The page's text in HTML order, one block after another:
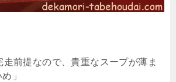
前提なので、貴重なスープが薄ま
」